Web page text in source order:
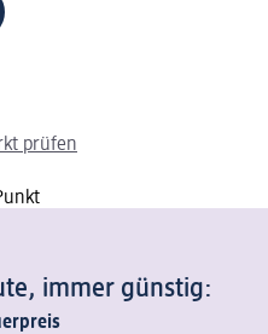
prüfen
immer günstig: